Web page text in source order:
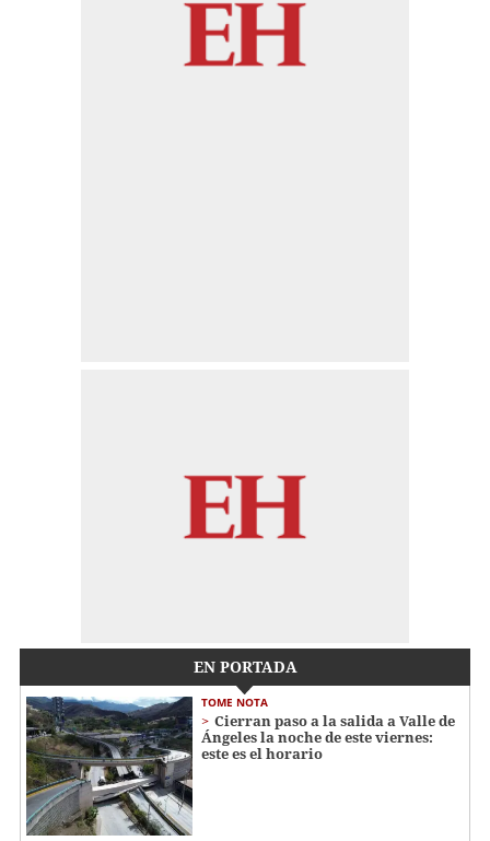
EN PORTADA
TOME NOTA
Cierran paso a la salida a Valle de
Ángeles la noche de este viernes:
este es el horario